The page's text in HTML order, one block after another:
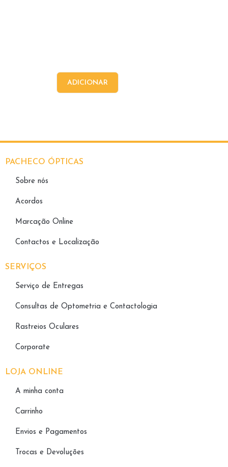
ADICIONAR
PACHECO ÓPTICAS
Sobre nós
Acordos
Marcação Online
Contactos e Localização
SERVIÇOS
Serviço de Entregas
Consultas de Optometria e Contactologia​
Rastreios Oculares
Corporate
LOJA ONLINE
A minha conta
Carrinho
Envios e Pagamentos
Trocas e Devoluções